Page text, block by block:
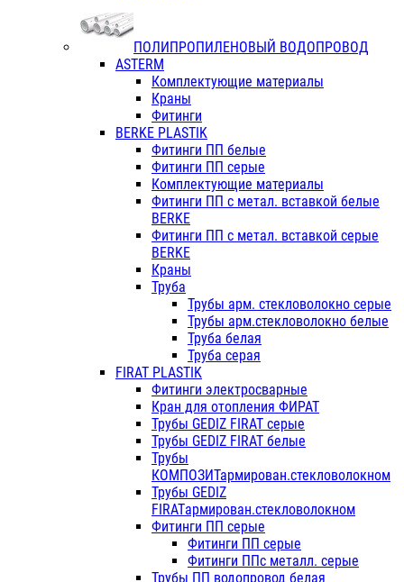
ПОЛИПРОПИЛЕНОВЫЙ ВОДОПРОВОД
ASTERM
Комплектующие материалы
Краны
Фитинги
BERKE PLASTIK
Фитинги ПП белые
Фитинги ПП серые
Комплектующие материалы
Фитинги ПП с метал. вставкой белые
BERKE
Фитинги ПП с метал. вставкой серые
BERKE
Краны
Труба
Трубы арм. стекловолокно серые
Трубы арм.стекловолокно белые
Труба белая
Труба серая
FIRAT PLASTIK
Фитинги электросварные
Кран для отопления ФИРАТ
Трубы GEDIZ FIRAT серые
Трубы GEDIZ FIRAT белые
Трубы
КОМПОЗИТармирован.стекловолокном
Трубы GEDIZ
FIRATармирован.стекловолокном
Фитинги ПП серые
Фитинги ПП серые
Фитинги ППс металл. серые
Трубы ПП водопровод белая